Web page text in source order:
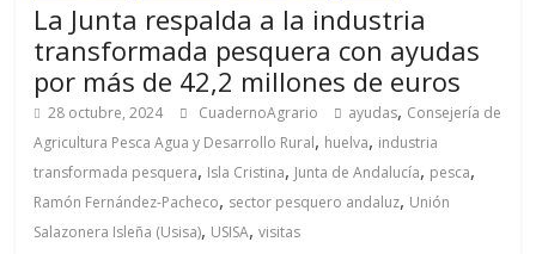
La Junta respalda a la industria
transformada pesquera con ayudas
por más de 42,2 millones de euros
28 octubre, 2024 CuadernoAgrario ayudas, Consejería de
Agricultura Pesca Agua y Desarrollo Rural, huelva, industria
transformada pesquera, Isla Cristina, Junta de Andalucía, pesca,
Ramón Fernández-Pacheco, sector pesquero andaluz, Unión
Salazonera Isleña (Usisa), USISA,visitas